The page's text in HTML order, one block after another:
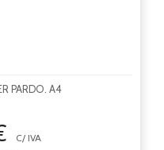
PARDO. A4
C/ IVA